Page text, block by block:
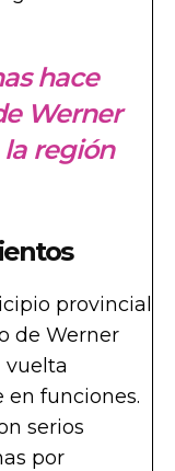
hace
Werner
región
provincial
de Werner
vuelta
en funciones.
serios
por